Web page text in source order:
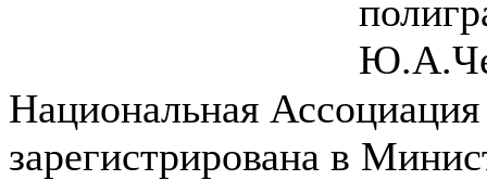
Национальная
зарегистрирована в